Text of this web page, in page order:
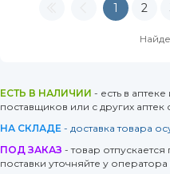
1 2
ЕСТЬ В НАЛИЧИИ - есть в
поставщиков или с других аптек
НА СКЛАДЕ- доставка товара
ПОД ЗАКАЗ - товар
поставки уточняйте у